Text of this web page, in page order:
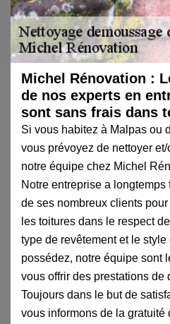
Michel Rénovation :
de nos experts en
sont sans frais dans
Si vous habitez à Malpas ou
vous prévoyez de nettoyer
notre équipe chez Michel
Notre entreprise a
de ses nombreux clients
les toitures dans le respect
type de revêtement et le
possédez, notre équipe sont
vous offrir des prestations de
Toujours dans le but de
vous informons de la gratuité